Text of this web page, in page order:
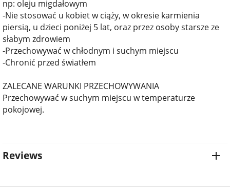
np: oleju migdałowym
-Nie stosować u kobiet w ciąży, w okresie karmienia
piersią, u dzieci poniżej 5 lat, oraz przez osoby starsze ze
słabym zdrowiem
-Przechowywać w chłodnym i suchym miejscu
-Chronić przed światłem
ZALECANE WARUNKI PRZECHOWYWANIA
Przechowywać w suchym miejscu w temperaturze
pokojowej.
Reviews